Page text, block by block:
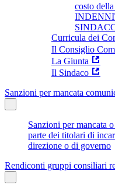
costo
Curricula dei
Il Consiglio
La Giunta
Il Sindaco
Sanzioni per mancata
Sanzioni per mancata
parte dei titolari di
direzione o di governo
Rendiconti gruppi consiliari